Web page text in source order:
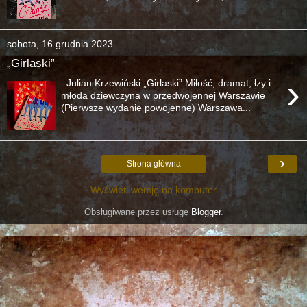
sobota, 16 grudnia 2023
„Girlaski”
›
Julian Krzewiński „Girlaski” Miłość, dramat, łzy i
młoda dziewczyna w przedwojennej Warszawie
(Pierwsze wydanie powojenne) Warszawa...
›
Strona główna
Wyświetl wersję na komputer
Obsługiwane przez usługę Blogger.